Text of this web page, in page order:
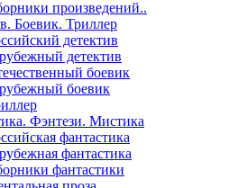
произведений..
Боевик. Триллер
детектив
детектив
боевик
боевик
Фэнтези. Мистика
фантастика
фантастика
фантастики